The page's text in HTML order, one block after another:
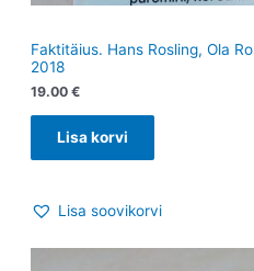
Faktitäius. Hans Rosling, Ola
2018
19.00 €
Lisa korvi
Lisa soovikorvi